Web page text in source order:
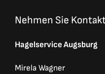
Nehmen Sie
Hagelservice Augsburg
Mirela Wagner